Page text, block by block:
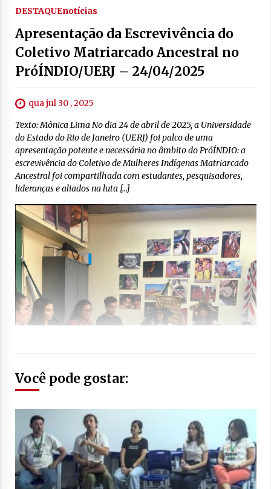
DESTAQUEnotícias
Apresentação da Escrevivência do
Coletivo Matriarcado Ancestral no
PróÍNDIO/UERJ – 24/04/2025
qua jul 30 , 2025
Texto: Mônica Lima No dia 24 de abril de 2025, a Universidade
do Estado do Rio de Janeiro (UERJ) foi palco de uma
apresentação potente e necessária no âmbito do PróÍNDIO: a
escrevivência do Coletivo de Mulheres Indígenas Matriarcado
Ancestral foi compartilhada com estudantes, pesquisadores,
lideranças e aliados na luta […]
Você pode gostar: